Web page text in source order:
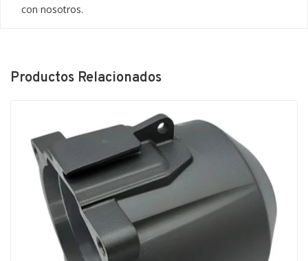
con nosotros.
Productos Relacionados